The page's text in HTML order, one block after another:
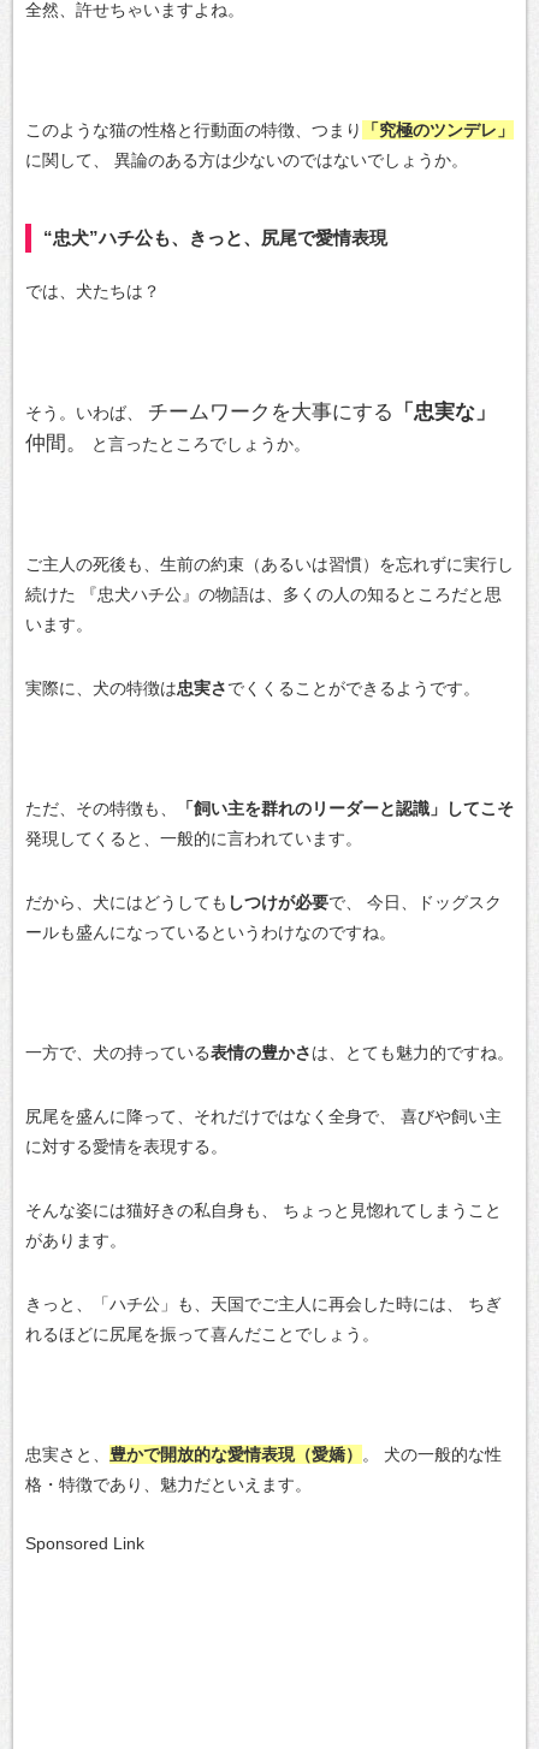
全然、許せちゃいますよね。
このような猫の性格と行動面の特徴、つまり
「究極のツンデレ」
に関して、
異論のある方は少ないのではないでしょうか。
“忠犬”ハチ公も、きっと、尻尾で愛情表現
では、犬たちは？
そう。いわば、 チームワークを大事にする
「忠実な」
仲間。
と言ったところでしょうか。
ご主人の死後も、生前の約束（あるいは習慣）を忘れずに実行し
続けた
『忠犬ハチ公』の物語は、多くの人の知るところだと思
います。
実際に、犬の特徴は忠実さでくくることができるようです。
ただ、その特徴も、
「飼い主を群れのリーダーと認識」してこそ
発現してくると、一般的に言われています。
だから、犬にはどうしても しつけが必要で、
今日、ドッグスク
ールも盛んになっているというわけなのですね。
一方で、犬の持っている表情の豊かさは、とても魅力的ですね。
尻尾を盛んに降って、それだけではなく全身で、
喜びや飼い主
に対する愛情を表現する。
そんな姿には猫好きの私自身も、
ちょっと見惚れてしまうこと
があります。
きっと、「ハチ公」も、天国でご主人に再会した時には、
ちぎ
れるほどに尻尾を振って喜んだことでしょう。
忠実さと、 豊かで開放的な愛情表現（愛嬌） 。
犬の一般的な性
格・特徴であり、魅力だといえます。
Sponsored Link